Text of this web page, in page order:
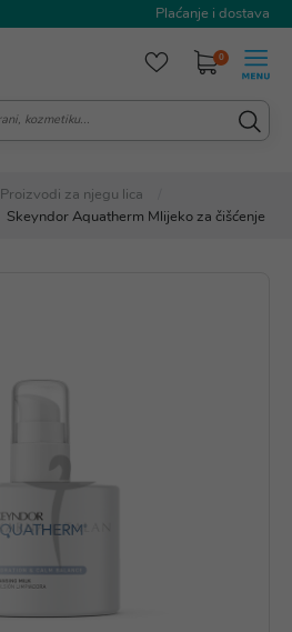
Plaćanje i dostava
0
Proizvodi za njegu lica
Skeyndor Aquatherm Mlijeko za čišćenje